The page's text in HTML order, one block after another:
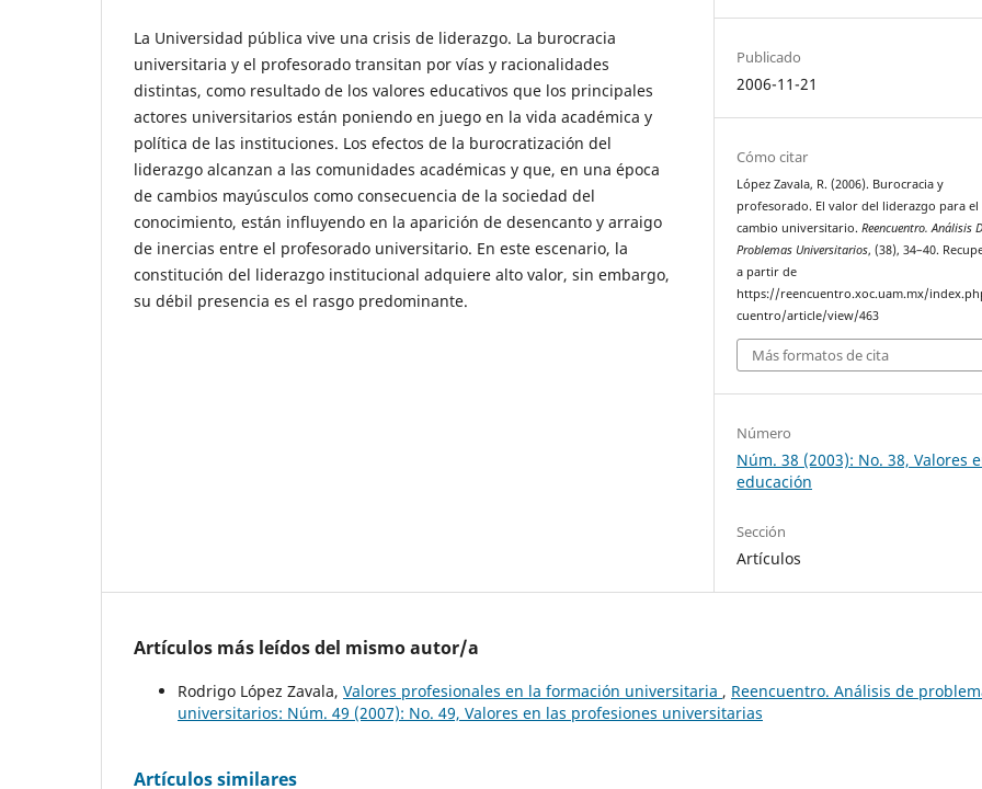
La Universidad pública vive una crisis de liderazgo. La burocracia
universitaria y el profesorado transitan por vías y racionalidades
distintas, como resultado de los valores educativos que los principales
actores universitarios están poniendo en juego en la vida académica y
política de las instituciones. Los efectos de la burocratización del
liderazgo alcanzan a las comunidades académicas y que, en una época
de cambios mayúsculos como consecuencia de la sociedad del
conocimiento, están influyendo en la aparición de desencanto y arraigo
de inercias entre el profesorado universitario. En este escenario, la
constitución del liderazgo institucional adquiere alto valor, sin embargo,
su débil presencia es el rasgo predominante.
Publicado
2006-11-21
Cómo citar
López Zavala, R. (2006). Burocracia y
profesorado. El valor del liderazgo para el
cambio universitario.Reencuentro. Análisis
Problemas Universitarios, (38), 34–40.
a partir de
https://reencuentro.xoc.uam.mx/
cuentro/article/view/463
Más formatos de cita
Número
Núm. 38 (2003): No. 38, Valores
educación
Sección
Artículos
Artículos más leídos del mismo autor/a
Rodrigo López Zavala, Valores profesionales en la formación universitaria , Reencuentro. Análisis de
universitarios: Núm. 49 (2007): No. 49, Valores en las profesiones universitarias
Artículos similares